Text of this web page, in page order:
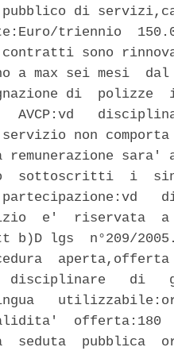
pubblico di
triennio
contratti sono
a max sei mesi
di  polizze
AVCP:vd
non
remunerazione
sottoscritti  i
e'  riservata
lgs  n°209/
aperta,offerta
di
seduta  pubblica